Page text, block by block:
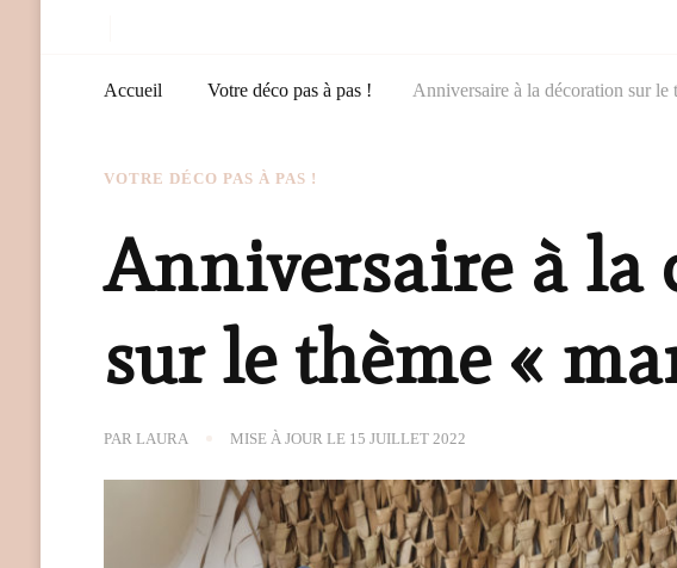
Accueil Votre déco pas à pas ! Anniversaire à la décoration sur le
VOTRE DÉCO PAS À PAS !
Anniversaire à la
sur le thème «
PAR LAURA MISE À JOUR LE 15 JUILLET 2022